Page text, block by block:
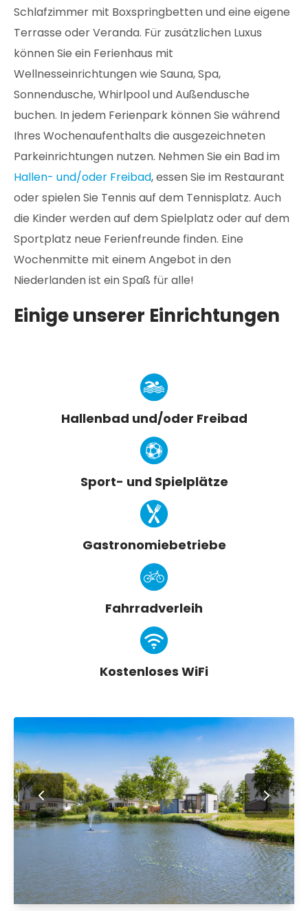
Schlafzimmer mit Boxspringbetten und eine eigene
Terrasse oder Veranda. Für zusätzlichen Luxus
können Sie ein Ferienhaus mit
Wellnesseinrichtungen wie Sauna, Spa,
Sonnendusche, Whirlpool und Außendusche
buchen. In jedem Ferienpark können Sie während
Ihres Wochenaufenthalts die ausgezeichneten
Parkeinrichtungen nutzen. Nehmen Sie ein Bad im
Hallen- und/oder Freibad, essen Sie im Restaurant
oder spielen Sie Tennis auf dem Tennisplatz. Auch
die Kinder werden auf dem Spielplatz oder auf dem
Sportplatz neue Ferienfreunde finden. Eine
Wochenmitte mit einem Angebot in den
Niederlanden ist ein Spaß für alle!
Einige unserer Einrichtungen
Hallenbad und/oder Freibad
Sport- und Spielplätze
Gastronomiebetriebe
Fahrradverleih
Kostenloses WiFi